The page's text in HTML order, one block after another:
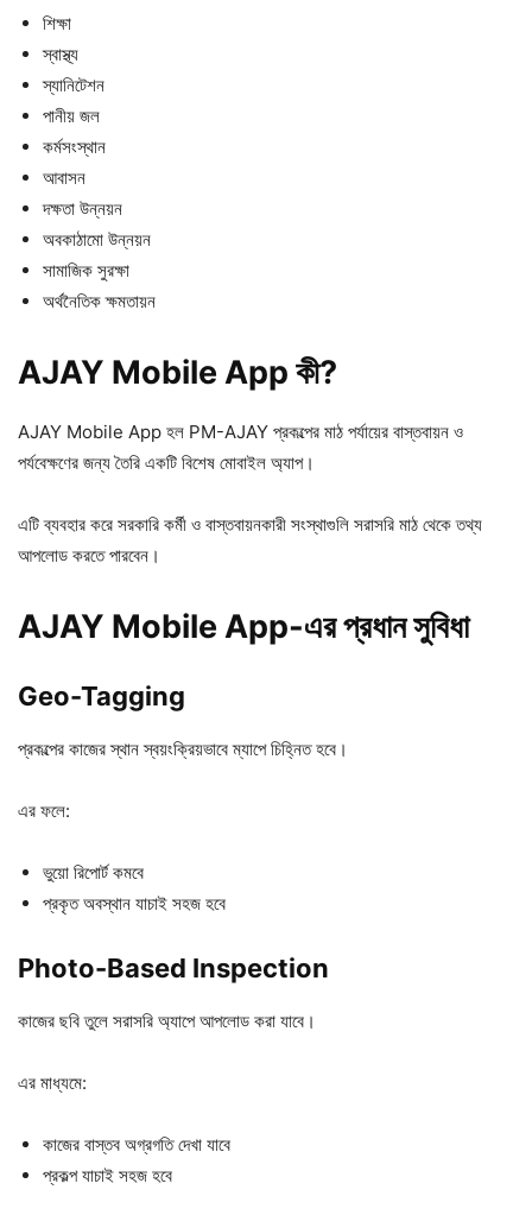
শিক্ষা
স্বাস্থ্য
স্যানিটেশন
পানীয় জল
কর্মসংস্থান
আবাসন
দক্ষতা উন্নয়ন
অবকাঠামো উন্নয়ন
সামাজিক সুরক্ষা
অর্থনৈতিক ক্ষমতায়ন
AJAY Mobile App কী?
AJAY Mobile App হল PM-AJAY প্রকল্পের মাঠ পর্যায়ের বাস্তবায়ন ও
পর্যবেক্ষণের জন্য তৈরি একটি বিশেষ মোবাইল অ্যাপ।
এটি ব্যবহার করে সরকারি কর্মী ও বাস্তবায়নকারী সংস্থাগুলি সরাসরি মাঠ থেকে তথ্য
আপলোড করতে পারবেন।
AJAY Mobile App-এর প্রধান সুবিধা
Geo-Tagging
প্রকল্পের কাজের স্থান স্বয়ংক্রিয়ভাবে ম্যাপে চিহ্নিত হবে।
এর ফলে:
ভুয়ো রিপোর্ট কমবে
প্রকৃত অবস্থান যাচাই সহজ হবে
Photo-Based Inspection
কাজের ছবি তুলে সরাসরি অ্যাপে আপলোড করা যাবে।
এর মাধ্যমে:
কাজের বাস্তব অগ্রগতি দেখা যাবে
প্রকল্প যাচাই সহজ হবে